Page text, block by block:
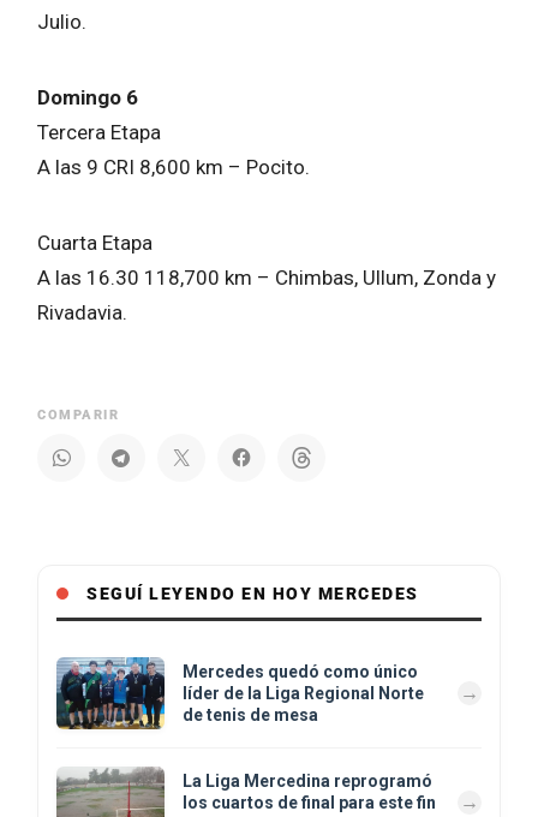
Julio.
Domingo 6
Tercera Etapa
A las 9 CRI 8,600 km – Pocito.
Cuarta Etapa
A las 16.30 118,700 km – Chimbas, Ullum, Zonda y
Rivadavia.
COMPARIR
SEGUÍ LEYENDO EN HOY MERCEDES
Mercedes quedó como único
líder de la Liga Regional Norte
de tenis de mesa
La Liga Mercedina reprogramó
los cuartos de final para este fin